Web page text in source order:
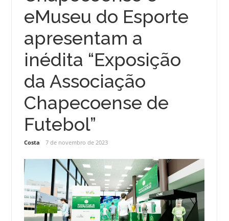
eMuseu do Esporte
apresentam a
inédita “Exposição
da Associação
Chapecoense de
Futebol”
Costa 7 de novembro de 2023